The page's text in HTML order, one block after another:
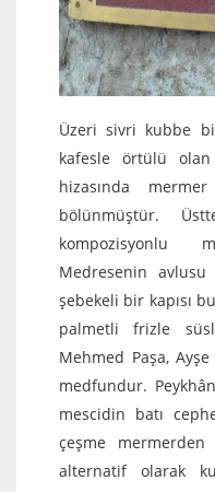
Üzeri sivri kubbe
kafesle örtülü olan
hizasında
bölünmüştür.
kompozisyonlu
Medresenin
şebekeli bir kapısı
palmetli frizle
Mehmed Paşa,
medfundur.
mescidin batı
çeşme mermerden
alternatif olarak